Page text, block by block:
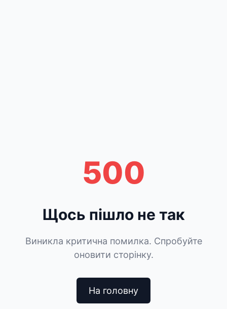
500
Щось пішло не так
Виникла критична помилка. Спробуйте
оновити сторінку.
На головну